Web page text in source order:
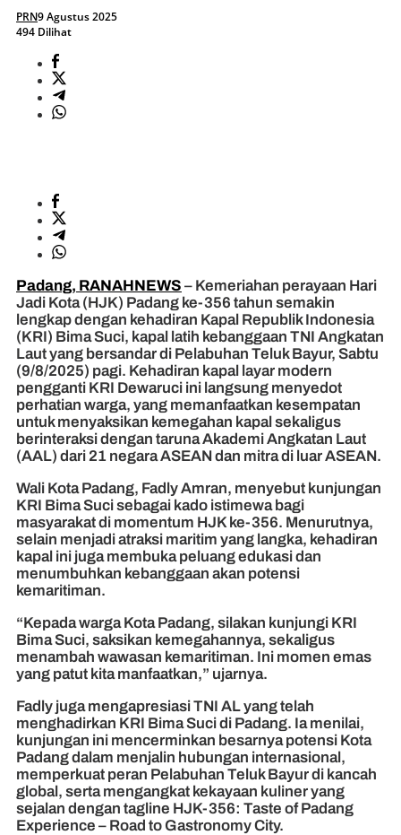
PRN9 Agustus 2025
494 Dilihat
Padang, RANAHNEWS – Kemeriahan perayaan Hari
Jadi Kota (HJK) Padang ke-356 tahun semakin
lengkap dengan kehadiran Kapal Republik Indonesia
(KRI) Bima Suci, kapal latih kebanggaan TNI Angkatan
Laut yang bersandar di Pelabuhan Teluk Bayur, Sabtu
(9/8/2025) pagi. Kehadiran kapal layar modern
pengganti KRI Dewaruci ini langsung menyedot
perhatian warga, yang memanfaatkan kesempatan
untuk menyaksikan kemegahan kapal sekaligus
berinteraksi dengan taruna Akademi Angkatan Laut
(AAL) dari 21 negara ASEAN dan mitra di luar ASEAN.
Wali Kota Padang, Fadly Amran, menyebut kunjungan
KRI Bima Suci sebagai kado istimewa bagi
masyarakat di momentum HJK ke-356. Menurutnya,
selain menjadi atraksi maritim yang langka, kehadiran
kapal ini juga membuka peluang edukasi dan
menumbuhkan kebanggaan akan potensi
kemaritiman.
“Kepada warga Kota Padang, silakan kunjungi KRI
Bima Suci, saksikan kemegahannya, sekaligus
menambah wawasan kemaritiman. Ini momen emas
yang patut kita manfaatkan,” ujarnya.
Fadly juga mengapresiasi TNI AL yang telah
menghadirkan KRI Bima Suci di Padang. Ia menilai,
kunjungan ini mencerminkan besarnya potensi Kota
Padang dalam menjalin hubungan internasional,
memperkuat peran Pelabuhan Teluk Bayur di kancah
global, serta mengangkat kekayaan kuliner yang
sejalan dengan tagline HJK-356: Taste of Padang
Experience – Road to Gastronomy City.